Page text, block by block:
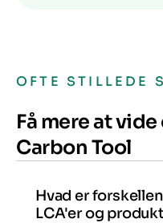
OFTE STILLEDE
Få mere at
Carbon Tool
Hvad er
LCA'er og